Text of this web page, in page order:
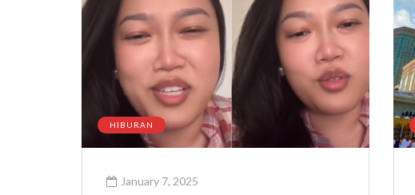
HIBURAN
January 7, 2025